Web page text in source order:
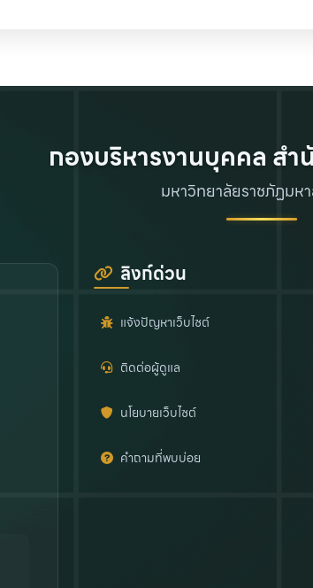
กองบริหารงานบุคคล สำ
มหาวิทยาลัยราชภัฏมห
ลิงก์ด่วน
แจ้งปัญหาเว็บไซต์
ติดต่อผู้ดูแล
นโยบายเว็บไซต์
คำถามที่พบบ่อย